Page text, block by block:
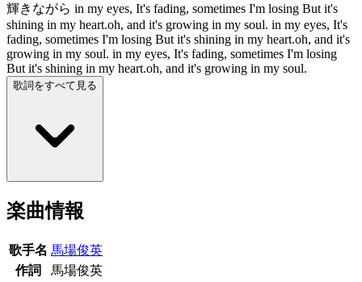
輝きながら in my eyes, It's fading, sometimes I'm losing But it's
shining in my heart.oh, and it's growing in my soul. in my eyes, It's
fading, sometimes I'm losing But it's shining in my heart.oh, and it's
growing in my soul. in my eyes, It's fading, sometimes I'm losing
But it's shining in my heart.oh, and it's growing in my soul.
歌詞をすべて見る
楽曲情報
歌手名 馬場俊英
作詞
馬場俊英